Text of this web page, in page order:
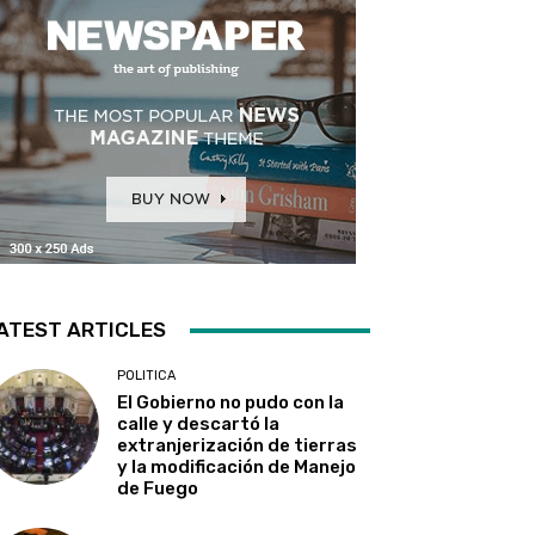
ARTICLES
POLITICA
El Gobierno no pudo con la
calle y descartó la
extranjerización de tierras
y la modificación de Manejo
de Fuego